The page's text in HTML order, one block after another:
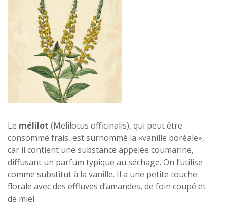
Le mélilot (Melilotus officinalis), qui peut être
consommé frais, est surnommé la «vanille boréale»,
car il contient une substance appelée coumarine,
diffusant un parfum typique au séchage. On l’utilise
comme substitut à la vanille. Il a une petite touche
florale avec des effluves d’amandes, de foin coupé et
de miel.